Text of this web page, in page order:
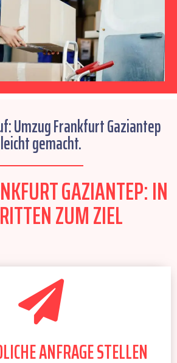
Umzug Frankfurt Gaziantep
leicht gemacht.
GAZIANTEP: IN
ZUM ZIEL
ANFRAGE STELLEN